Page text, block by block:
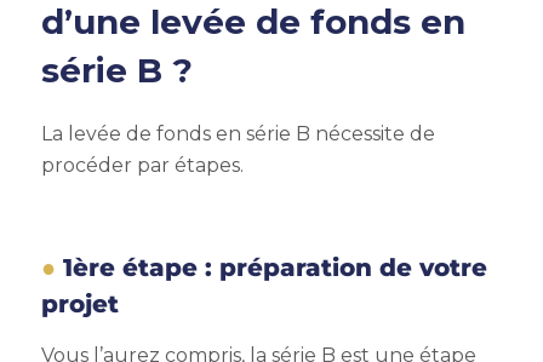
d’une levée de fonds en
série B ?
La levée de fonds en série B nécessite de
procéder par étapes.
1ère étape : préparation de votre
projet
Vous l’aurez compris, la série B est une étape